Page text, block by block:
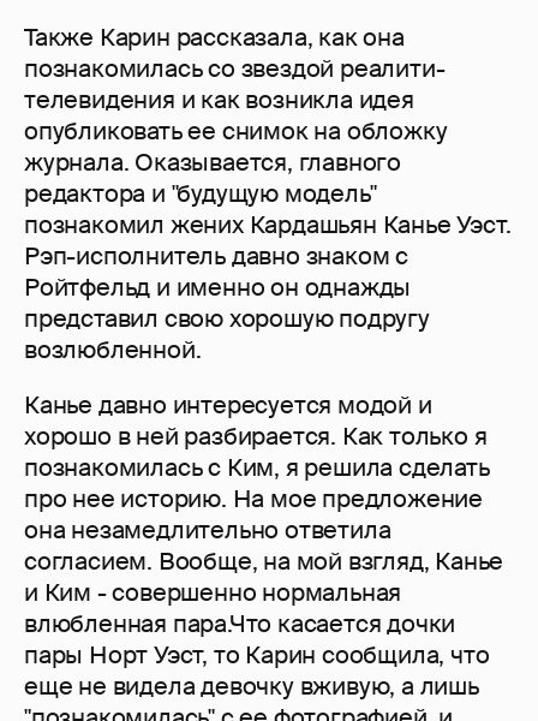
Также Карин рассказала, как она
познакомилась со звездой реалити-
телевидения и как возникла идея
опубликовать ее снимок на обложку
журнала. Оказывается, главного
редактора и "будущую модель"
познакомил жених Кардашьян Канье Уэст.
Рэп-исполнитель давно знаком с
Ройтфельд и именно он однажды
представил свою хорошую подругу
возлюбленной.
Канье давно интересуется модой и
хорошо в ней разбирается. Как только я
познакомилась с Ким, я решила сделать
про нее историю. На мое предложение
она незамедлительно ответила
согласием. Вообще, на мой взгляд, Канье
и Ким - совершенно нормальная
влюбленная пара.Что касается дочки
пары Норт Уэст, то Карин сообщила, что
еще не видела девочку вживую, а лишь